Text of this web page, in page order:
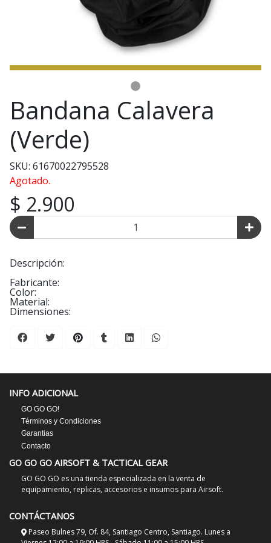
Bandana Calavera
(Verde)
SKU: 61670022795528
Agotado.
$ 2.900
Descripción:
Fabricante:
Color:
Material:
Dimensiones:
INFO ADICIONAL
GO GO GO!
Términos y Condiciones
Garantias
Contacto
GO GO GO AIRSOFT & TACTICAL GEAR
GO GO GO es una tienda especializada en la venta de
equipamiento, replicas, accesorios e insumos para Airsoft.
CONTÁCTANOS
Paseo Bulnes 79, Of. 84, Santiago Centro, Santiago. Lunes a